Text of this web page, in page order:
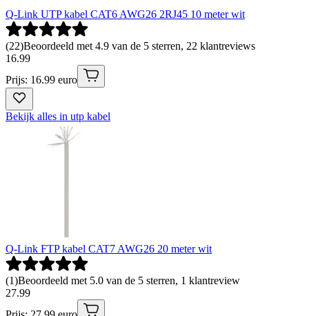
Q-Link UTP kabel CAT6 AWG26 2RJ45 10 meter wit
(22)Beoordeeld met 4.9 van de 5 sterren, 22 klantreviews
16.99
Prijs: 16.99 euro
Bekijk alles in utp kabel
Q-Link FTP kabel CAT7 AWG26 20 meter wit
(1)Beoordeeld met 5.0 van de 5 sterren, 1 klantreview
27.99